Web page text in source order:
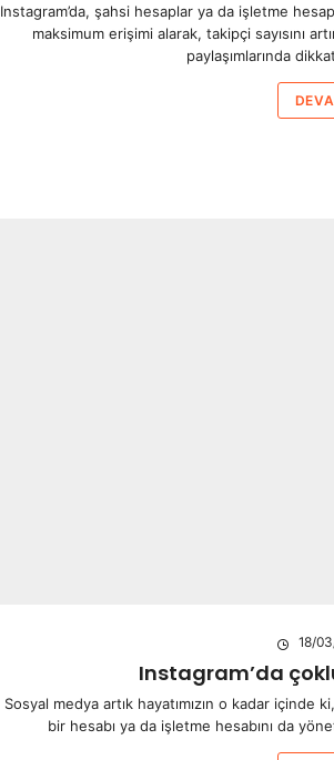
Instagram’da, şahsi hesaplar ya da işletme
maksimum erişimi alarak, takipçi sayısını
paylaşımlarında
18/
Instagram’da
Sosyal medya artık hayatımızın o kadar içinde
bir hesabı ya da işletme hesabını da